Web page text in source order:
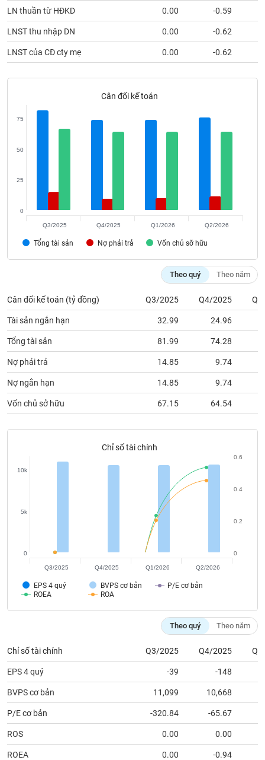
LN thuần từ HĐKD 0.00 -0.59
LNST thu nhập DN 0.00 -0.62
LNST của CĐ cty mẹ 0.00 -0.62
Cân đối kế toán
Tổng tài sản Nợ phải trả Vốn chủ sỡ hữu
0
25
50
75
Q3/2025 Q4/2025 Q1/2026 Q2/2026
Theo quý Theo năm
Cân đối kế toán (tỷ đồng) Q3/2025 Q4/2025
Tài sản ngắn hạn 32.99 24.96
Tổng tài sản 81.99 74.28
Nợ phải trả 14.85 9.74
Nợ ngắn hạn 14.85 9.74
Vốn chủ sở hữu 67.15 64.54
Chỉ số tài chính
EPS 4 quý BVPS cơ bản
P/E cơ bản
ROEA
ROA
0
5k
10k
0
0.2
0.4
0.6
Q3/2025 Q4/2025 Q1/2026 Q2/2026
Theo quý Theo năm
Chỉ số tài chính Q3/2025 Q4/2025
EPS 4 quý -39 -148
BVPS cơ bản 11,099 10,668
P/E cơ bản -320.84 -65.67
ROS 0.00 0.00
ROEA 0.00 -0.94
tác
giả
(-)
cáo
Thuật
vụ
Đào
Sách
tài
chính
Công
thông